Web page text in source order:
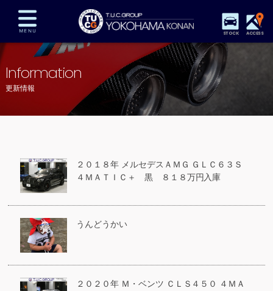
STOCK ACCESS
在庫車両情報 保証&サービス パーツリスト
TUCとは？ 店舗情報 アクセスマップ
全国納車 特別作業 注文販売
プライバシーポリシー スタッフblog 納車blog
Information
更新情報
２０１８年 メルセデスＡＭＧ ＧＬＣ６３Ｓ
４ＭＡＴＩＣ＋ 黒 ８１８万円入庫
うんどうかい
２０２０年 Ｍ・ベンツ ＣＬＳ４５０ ４ＭＡ